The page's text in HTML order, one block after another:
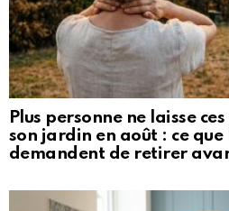
Plus personne ne laisse
son jardin en août : ce que
demandent de retirer